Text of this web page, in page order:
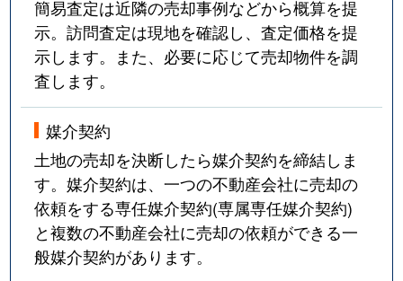
簡易査定は近隣の売却事例などから概算を提
示。訪問査定は現地を確認し、査定価格を提
示します。また、必要に応じて売却物件を調
査します。
媒介契約
土地の売却を決断したら媒介契約を締結しま
す。媒介契約は、一つの不動産会社に売却の
依頼をする専任媒介契約(専属専任媒介契約)
と複数の不動産会社に売却の依頼ができる一
般媒介契約があります。